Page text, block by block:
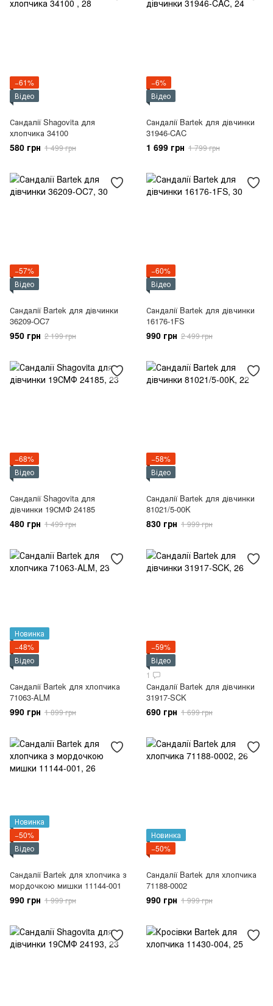
−61%
Відео
Сандалії Shagovita для
хлопчика 34100
580 грн 1 499 грн
−6%
Відео
Сандалії Bartek для дівчинки
31946-CAC
1 699 грн 1 799 грн
−57%
Відео
Сандалії Bartek для дівчинки
36209-OC7
950 грн 2 199 грн
−60%
Відео
Сандалії Bartek для дівчинки
16176-1FS
990 грн 2 499 грн
−68%
Відео
Сандалії Shagovita для
дівчинки 19СМФ 24185
480 грн 1 499 грн
−58%
Відео
Сандалії Bartek для дівчинки
81021/5-00K
830 грн 1 999 грн
Новинка
−48%
Відео
Сандалії Bartek для хлопчика
71063-ALM
990 грн 1 899 грн
−59%
Відео
1
Сандалії Bartek для дівчинки
31917-SCK
690 грн 1 699 грн
Новинка
−50%
Відео
Сандалії Bartek для хлопчика з
мордочкою мишки 11144-001
990 грн 1 999 грн
Новинка
−50%
Сандалії Bartek для хлопчика
71188-0002
990 грн 1 999 грн